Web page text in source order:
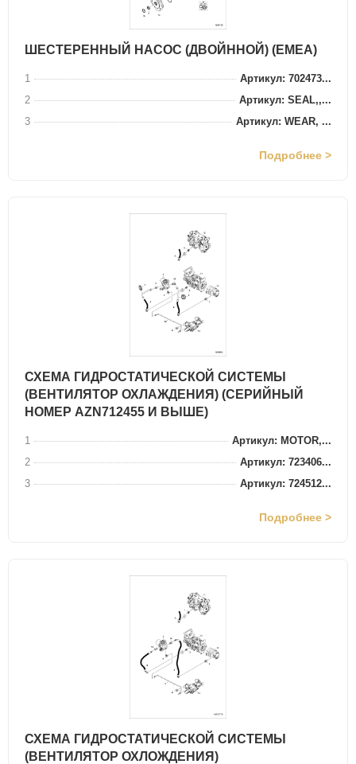
ШЕСТЕРЕННЫЙ НАСОС (ДВОЙННОЙ) (EMEA)
1
Артикул: 702473...
2
Артикул: SEAL,,...
3
Артикул: WEAR, ...
Подробнее >
СХЕМА ГИДРОСТАТИЧЕСКОЙ СИСТЕМЫ
(ВЕНТИЛЯТОР ОХЛАЖДЕНИЯ) (СЕРИЙНЫЙ
НОМЕР AZN712455 И ВЫШЕ)
1
Артикул: MOTOR,...
2
Артикул: 723406...
3
Артикул: 724512...
Подробнее >
СХЕМА ГИДРОСТАТИЧЕСКОЙ СИСТЕМЫ
(ВЕНТИЛЯТОР ОХЛОЖДЕНИЯ)